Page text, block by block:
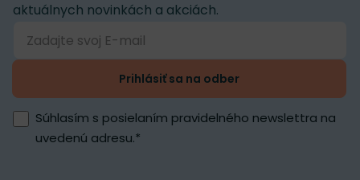
aktuálnych novinkách a akciách.
Prihlásiť sa na odber
Súhlasím s posielaním pravidelného newslettra na
uvedenú adresu.*